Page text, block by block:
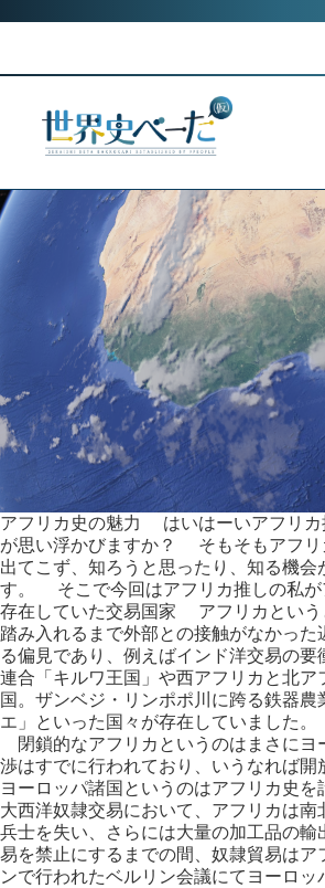
アフリカ史の魅力 はいはーいアフリ
が思い浮かびますか？ そもそもアフリ
出てこず、知ろうと思ったり、知る機
す。 そこで今回はアフリカ推しの私が
存在していた交易国家 アフリカという
踏み入れるまで外部との接触がなかっ
る偏見であり、例えばインド洋交易の
連合「キルワ王国」や西アフリカと北
国。ザンベジ・リンポポ川に跨る鉄器
エ」といった国々が存在していました
閉鎖的なアフリカというのはまさにヨ
渉はすでに行われており、いうなれば
ヨーロッパ諸国というのはアフリカ史
大西洋奴隷交易において、アフリカは
兵士を失い、さらには大量の加工品の
易を禁止にするまでの間、奴隷貿易は
ンで行われたベルリン会議にてヨーロ